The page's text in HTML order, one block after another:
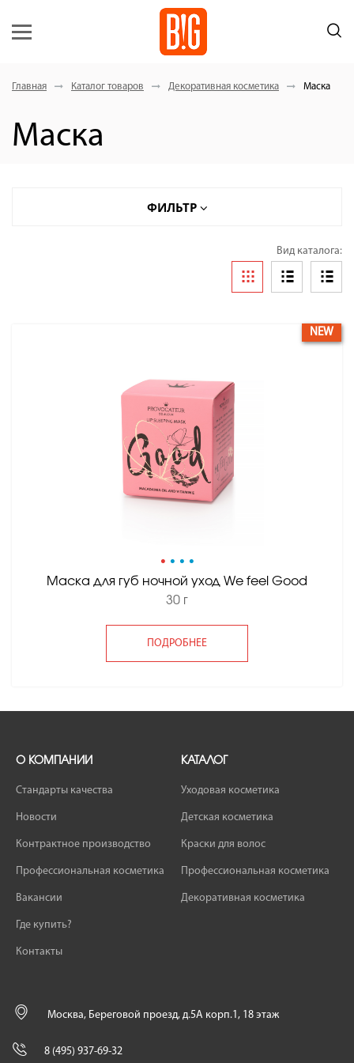
Главная Каталог товаров Декоративная косметика Маска
Маска
ФИЛЬТР
Вид каталога:
• • • •
Маска для губ ночной уход We feel Good
30 г
ПОДРОБНЕЕ
NEW
О КОМПАНИИ
Стандарты качества
Новости
Контрактное производство
Профессиональная косметика
Вакансии
Где купить?
Контакты
КАТАЛОГ
Уходовая косметика
Детская косметика
Краски для волос
Профессиональная косметика
Декоративная косметика
Москва, Береговой проезд, д.5А корп.1, 18 этаж
8 (495) 937-69-32